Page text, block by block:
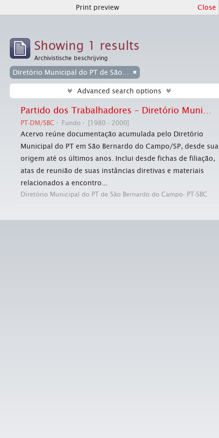
Print preview Close
Showing 1 results
Archivistische beschrijving
Advanced search options
Partido dos Trabalhadores – Diretório Municipal de São Bernardo do Campo
PT-DM/SBC Fundo [1980 - 2000]
Acervo reúne documentação acumulada pelo Diretório
Municipal do PT em São Bernardo do Campo/SP, desde sua
origem até os últimos anos. Inclui desde fichas de filiação,
atas de reunião de suas instâncias diretivas e materiais
relacionados a encontro...
Diretório Municipal do PT de São Bernardo do Campo- PT-SBC